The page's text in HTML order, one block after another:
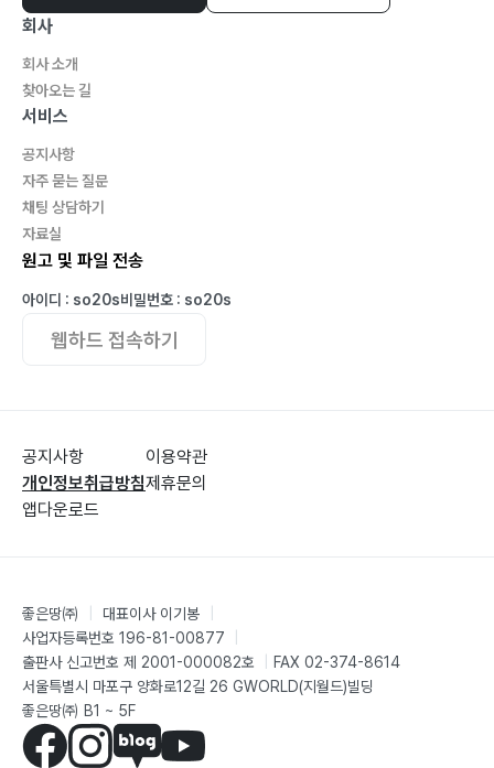
회사
회사 소개
찾아오는 길
서비스
공지사항
자주 묻는 질문
채팅 상담하기
자료실
원고 및 파일 전송
아이디 : so20s비밀번호 : so20s
웹하드 접속하기
공지사항
개인정보취급방침
앱다운로드
이용약관
제휴문의
좋은땅㈜ 대표이사 이기봉
사업자등록번호 196-81-00877
출판사 신고번호 제 2001-000082호
FAX 02-374-8614
서울특별시 마포구 양화로12길 26 GWORLD(지월드)빌딩
좋은땅㈜ B1 ~ 5F